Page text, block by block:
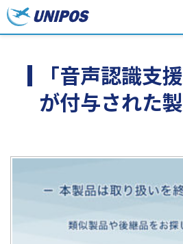
「音声認識支
が付与された